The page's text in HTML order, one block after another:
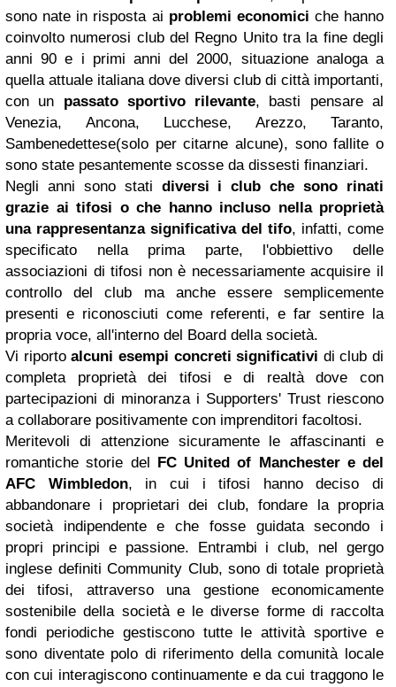
sono nate in risposta ai problemi economici che hanno
coinvolto numerosi club del Regno Unito tra la fine degli
anni 90 e i primi anni del 2000, situazione analoga a
quella attuale italiana dove diversi club di città importanti,
con un passato sportivo rilevante, basti pensare al
Venezia, Ancona, Lucchese, Arezzo, Taranto,
Sambenedettese(solo per citarne alcune), sono fallite o
sono state pesantemente scosse da dissesti finanziari.
Negli anni sono stati diversi i club che sono rinati
grazie ai tifosi o che hanno incluso nella proprietà
una rappresentanza significativa del tifo, infatti, come
specificato nella prima parte, l'obbiettivo delle
associazioni di tifosi non è necessariamente acquisire il
controllo del club ma anche essere semplicemente
presenti e riconosciuti come referenti, e far sentire la
propria voce, all'interno del Board della società.
Vi riportoalcuni esempi concreti significativi di club di
completa proprietà dei tifosi e di realtà dove con
partecipazioni di minoranza i Supporters' Trust riescono
a collaborare positivamente con imprenditori facoltosi.
Meritevoli di attenzione sicuramente le affascinanti e
romantiche storie del
FC United of Manchestere del
AFC Wimbledon, in cui i tifosi hanno deciso di
abbandonare i proprietari dei club, fondare la propria
società indipendente e che fosse guidata secondo i
propri principi e passione. Entrambi i club, nel gergo
inglese definiti Community Club, sono di totale proprietà
dei tifosi, attraverso una gestione economicamente
sostenibile della società e le diverse forme di raccolta
fondi periodiche gestiscono tutte le attività sportive e
sono diventate polo di riferimento della comunità locale
con cui interagiscono continuamente e da cui traggono le